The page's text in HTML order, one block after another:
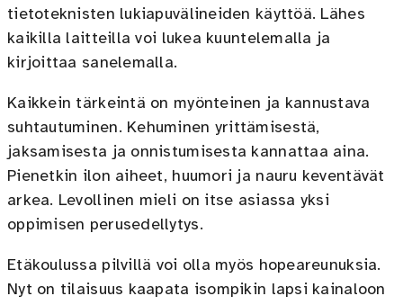
tietoteknisten lukiapuvälineiden käyttöä. Lähes
kaikilla laitteilla voi lukea kuuntelemalla ja
kirjoittaa sanelemalla.
Kaikkein tärkeintä on myönteinen ja kannustava
suhtautuminen. Kehuminen yrittämisestä,
jaksamisesta ja onnistumisesta kannattaa aina.
Pienetkin ilon aiheet, huumori ja nauru keventävät
arkea. Levollinen mieli on itse asiassa yksi
oppimisen perusedellytys.
Etäkoulussa pilvillä voi olla myös hopeareunuksia.
Nyt on tilaisuus kaapata isompikin lapsi kainaloon